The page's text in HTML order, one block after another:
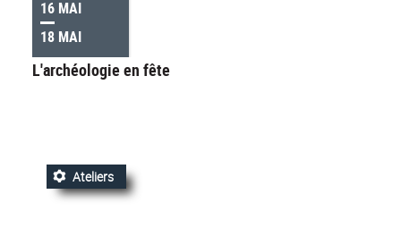
16 MAI
18 MAI
L'archéologie en fête
Ateliers